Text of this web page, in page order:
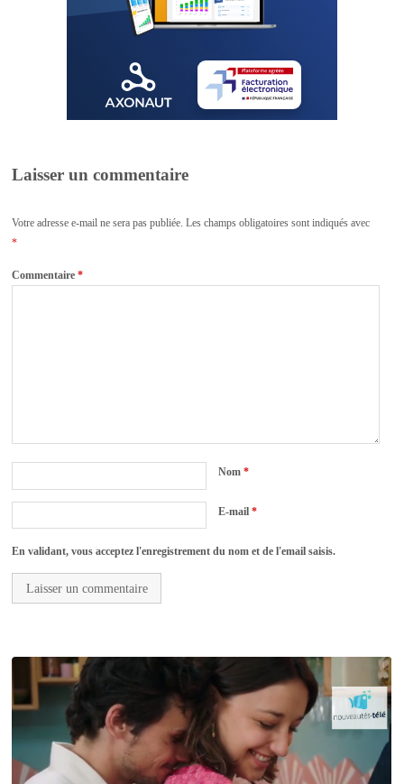
Laisser un commentaire
Votre adresse e-mail ne sera pas publiée. Les champs obligatoires sont indiqués avec
*
Commentaire*
Nom*
E-mail*
En validant, vous acceptez l'enregistrement du nom et de l'email saisis.